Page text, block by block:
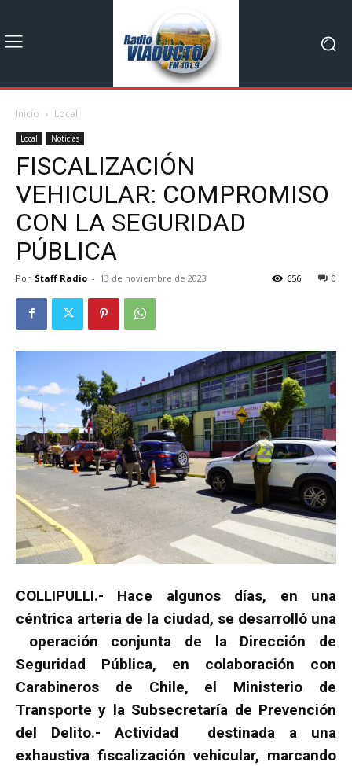
Inicio Local
Local Noticias
FISCALIZACIÓN
VEHICULAR: COMPROMISO
CON LA SEGURIDAD
PÚBLICA
Por Staff Radio - 13 de noviembre de 2023 0
656
COLLIPULLI.- Hace algunos días, en una
céntrica arteria de la ciudad, se desarrolló una
operación conjunta de la Dirección de
Seguridad Pública, en colaboración con
Carabineros de Chile, el Ministerio de
Transporte y la Subsecretaría de Prevención
del Delito.- Actividad destinada a una
exhaustiva fiscalización vehicular, marcando